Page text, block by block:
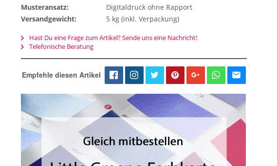
Musteransatz:
Digitaldruck ohne Rapport
Versandgewicht:
5 kg (inkl. Verpackung)
Hast Du eine Frage zum Artikel? Sende uns eine Nachricht!
Telefonische Beratung
Empfehle diesen Artikel